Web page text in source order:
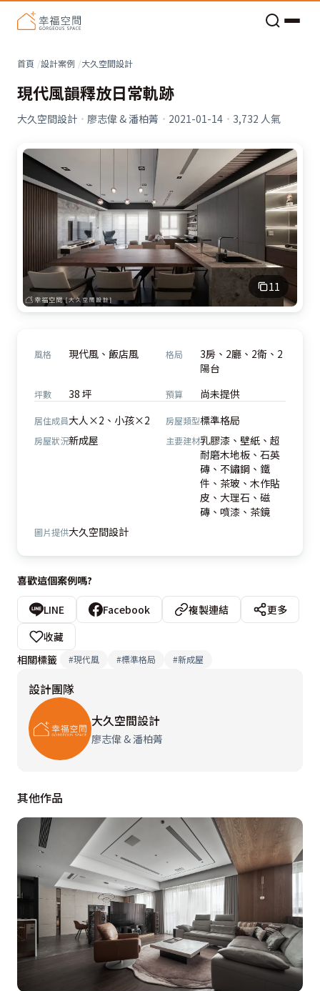
首頁 設計案例 大久空間設計
現代風韻釋放日常軌跡
大久空間設計 · 廖志偉 & 潘柏菁 · 2021-01-14 · 3,732 人氣
11
風格 現代風、飯店風 格局
3房、2廳、2衛、2
陽台
坪數 38 坪 預算 尚未提供
居住成員大人×2、小孩×2 房屋類型標準格局
房屋狀況新成屋 主要建材乳膠漆、壁紙、超
耐磨木地板、石英
磚、不鏽鋼、鐵
件、茶玻、木作貼
皮、大理石、磁
磚、噴漆、茶鏡
圖片提供大久空間設計
喜歡這個案例嗎?
LINE Facebook 複製連結
更多
收藏
相關標籤
#現代風 #標準格局 #新成屋
設計團隊
大久空間設計
廖志偉 & 潘柏菁
其他作品